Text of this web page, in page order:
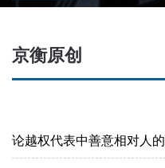
京衡原创